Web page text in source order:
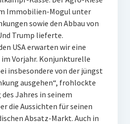
Immobilien-Mogul unter
sowie den Abbau von
Trump lieferte.
USA erwarten wir eine
Vorjahr. Konjunkturelle
insbesondere von der jüngst
ausgehen“, frohlockte
Jahres in seinem
die Aussichten für seinen
Absatz-Markt. Auch in